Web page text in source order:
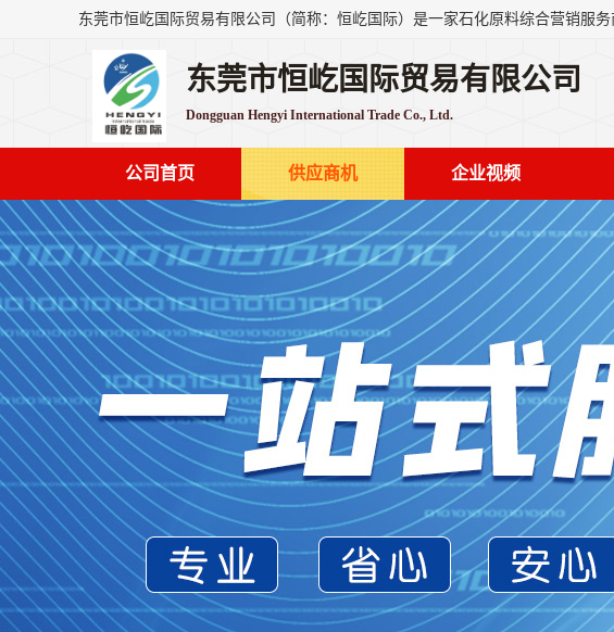
东莞市恒屹国际贸易有限公司
Dongguan Hengyi International Trade Co., Ltd.
公司首页 供应商机 企业视频